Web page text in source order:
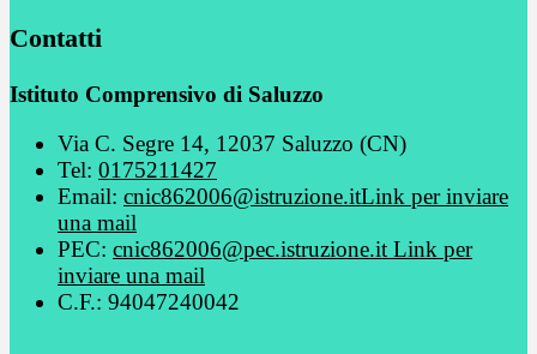
Contatti
Istituto Comprensivo di Saluzzo
Via C. Segre 14, 12037 Saluzzo (CN)
Tel: 0175211427
Email: cnic862006@istruzione.itLink per inviare
una mail
PEC: cnic862006@pec.istruzione.it Link per
inviare una mail
C.F.: 94047240042